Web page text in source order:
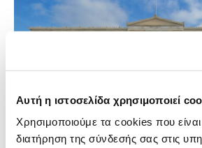
Αυτή η ιστοσελίδα χρησιμοποιεί
Χρησιμοποιούμε τα cookies που
διατήρηση της σύνδεσής σας στις